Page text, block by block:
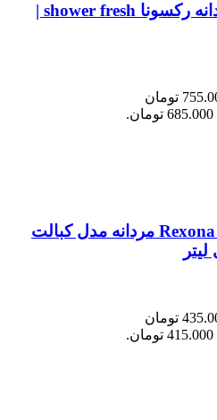
اسپری ضد تعریق 72h مردانه رکسونا shower fresh |
قیمت اصلی: 755.000 تومان
اسپری ضد تعریق رکسونا Rexona مردانه مدل کبالت
قیمت اصلی: 435.000 تومان